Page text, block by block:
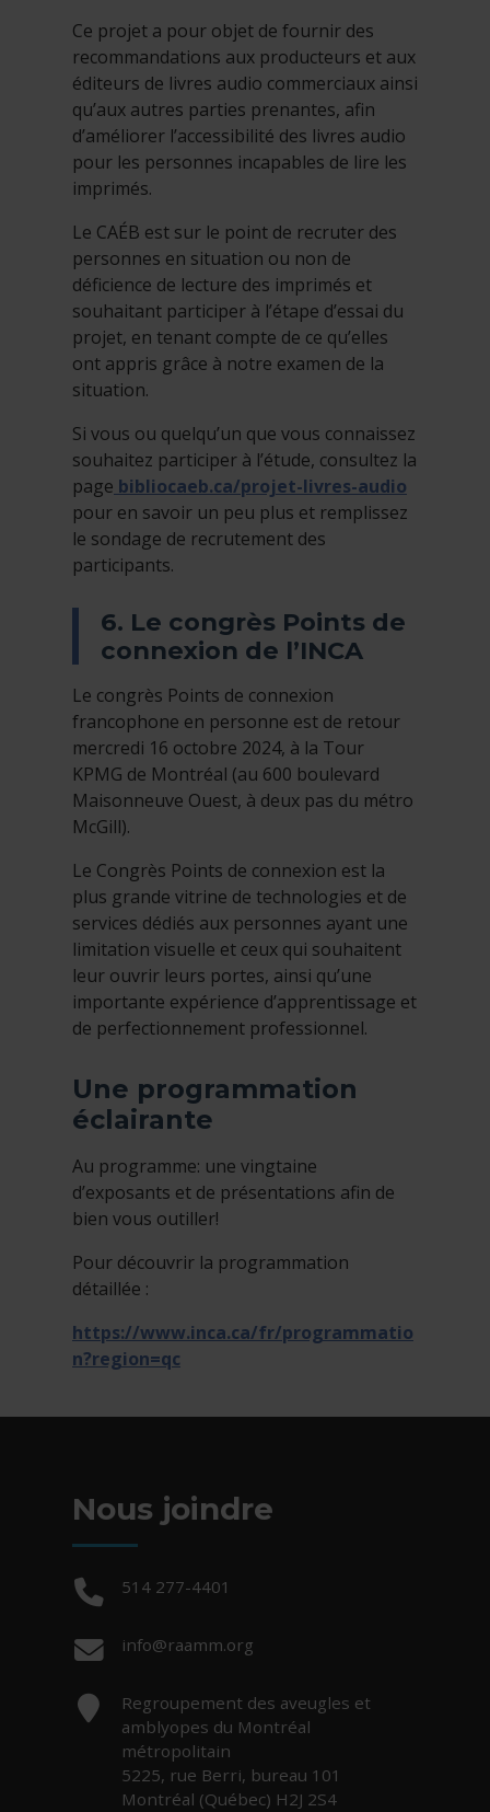
Ce projet a pour objet de fournir des
recommandations aux producteurs et aux
éditeurs de livres audio commerciaux ainsi
qu’aux autres parties prenantes, afin
d’améliorer l’accessibilité des livres audio
pour les personnes incapables de lire les
imprimés.
Le CAÉB est sur le point de recruter des
personnes en situation ou non de
déficience de lecture des imprimés et
souhaitant participer à l’étape d’essai du
projet, en tenant compte de ce qu’elles
ont appris grâce à notre examen de la
situation.
Si vous ou quelqu’un que vous connaissez
souhaitez participer à l’étude, consultez la
page bibliocaeb.ca/projet-livres-audio
pour en savoir un peu plus et remplissez
le sondage de recrutement des
participants.
6. Le congrès Points de
connexion de l’INCA
Le congrès Points de connexion
francophone en personne est de retour
mercredi 16 octobre 2024, à la Tour
KPMG de Montréal (au 600 boulevard
Maisonneuve Ouest, à deux pas du métro
McGill).
Le Congrès Points de connexion est la
plus grande vitrine de technologies et de
services dédiés aux personnes ayant une
limitation visuelle et ceux qui souhaitent
leur ouvrir leurs portes, ainsi qu’une
importante expérience d’apprentissage et
de perfectionnement professionnel.
Une programmation
éclairante
Au programme: une vingtaine
d’exposants et de présentations afin de
bien vous outiller!
Pour découvrir la programmation
détaillée :
https://www.inca.ca/fr/programmatio
n?region=qc
Nous joindre
Téléphone :
514 277-4401
Courriel :
info@raamm.org
Adresse :
Regroupement des aveugles et
amblyopes du Montréal
métropolitain
5225, rue Berri, bureau 101
Montréal (Québec) H2J 2S4